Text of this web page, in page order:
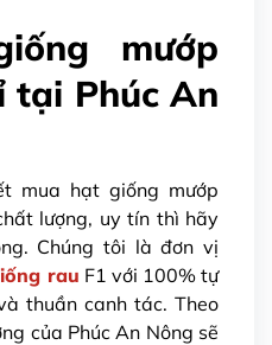
mướp
tại Phúc An
mua hạt giống mướp
lượng, uy tín thì hãy
Chúng tôi là đơn vị
rau F1 với 100% tự
thuần canh tác. Theo
của Phúc An Nông sẽ